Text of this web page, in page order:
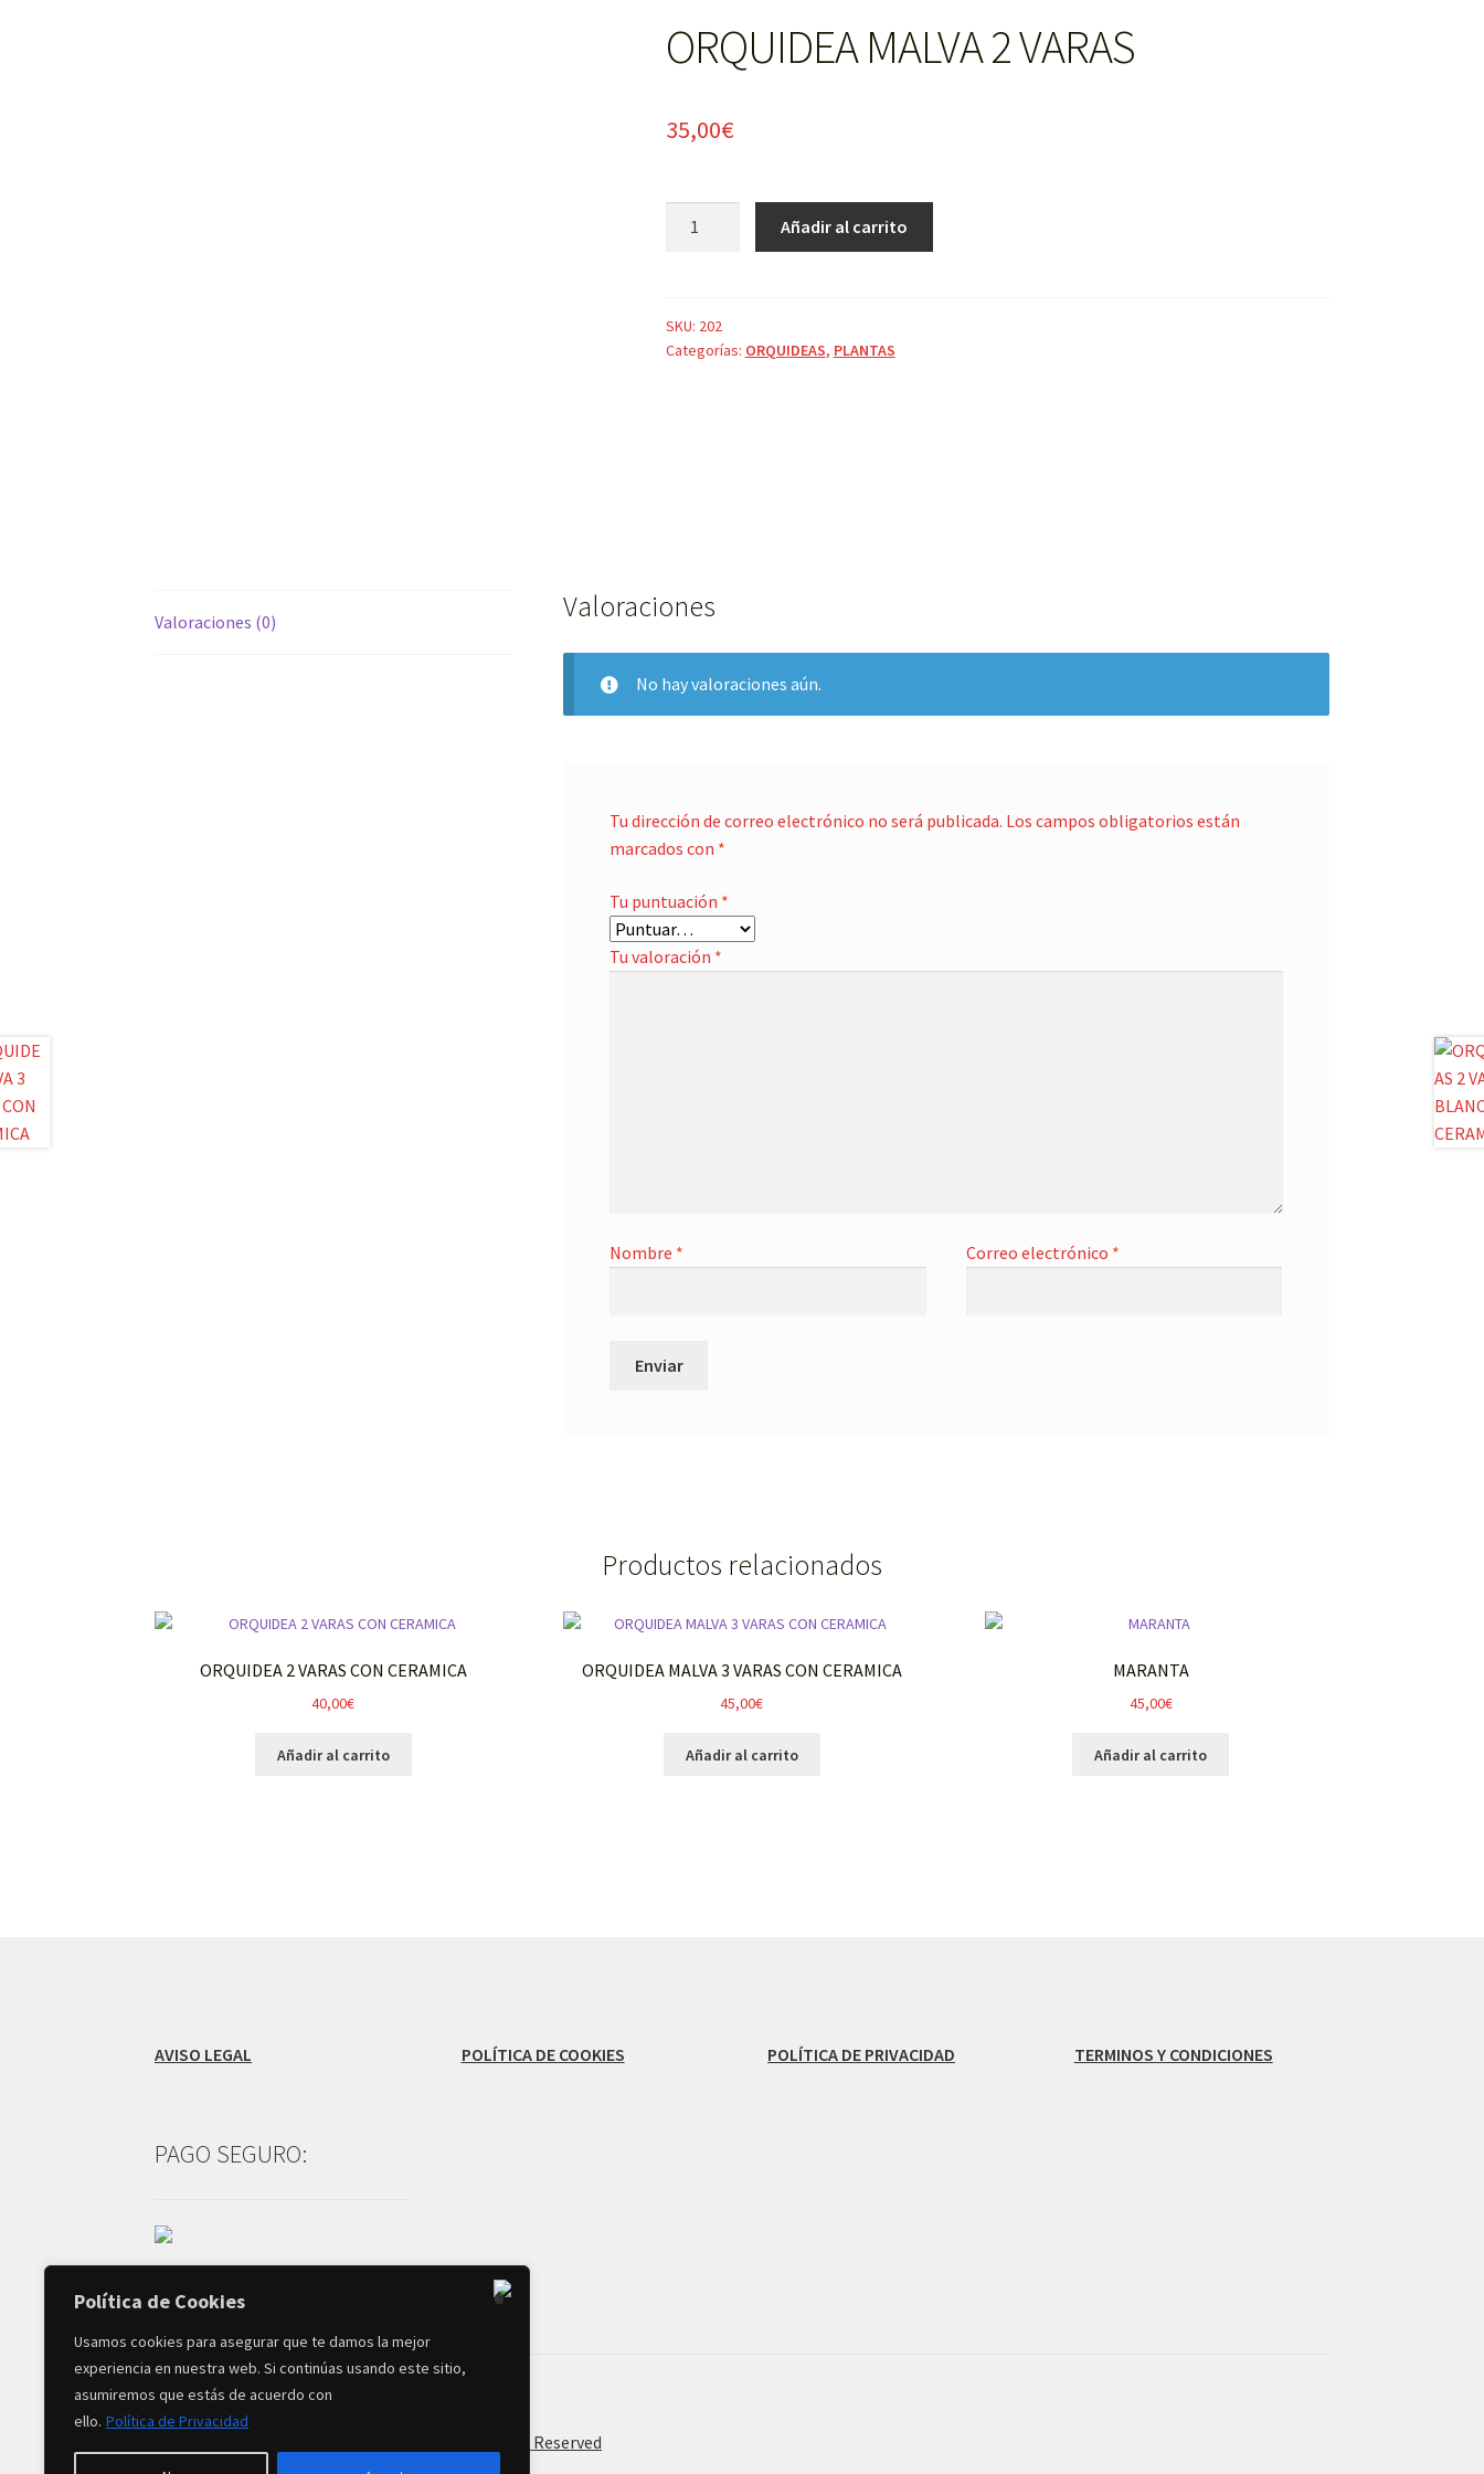
Política de Cookies
Usamos cookies para asegurar que te damos la mejor
experiencia en nuestra web. Si continúas usando este sitio,
asumiremos que estás de acuerdo con
ello. Política de Privacidad
ORQUIDEA MALVA 2 VARAS
35,00€
cantidad
Añadir al carrito
SKU: 202
Categorías: ORQUIDEAS, PLANTAS
Valoraciones (0) Valoraciones
No hay valoraciones aún.
Tu dirección de correo electrónico no será publicada. Los campos obligatorios están
marcados con *
Tu puntuación *
Tu valoración *
Nombre * Correo electrónico *
Productos relacionados
ORQUIDEA 2 VARAS CON CERAMICA
40,00€
Añadir al carrito
ORQUIDEA MALVA 3 VARAS CON CERAMICA
45,00€
Añadir al carrito
MARANTA
45,00€
Añadir al carrito
AVISO LEGAL
PAGO SEGURO:
POLÍTICA DE COOKIES POLÍTICA DE PRIVACIDAD TERMINOS Y CONDICIONES
© Creado por
Copyright 2026 TIENDA MARIVí FLORES All Rights Reserved